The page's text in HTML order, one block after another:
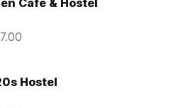
Cafe & Hostel
Hostel